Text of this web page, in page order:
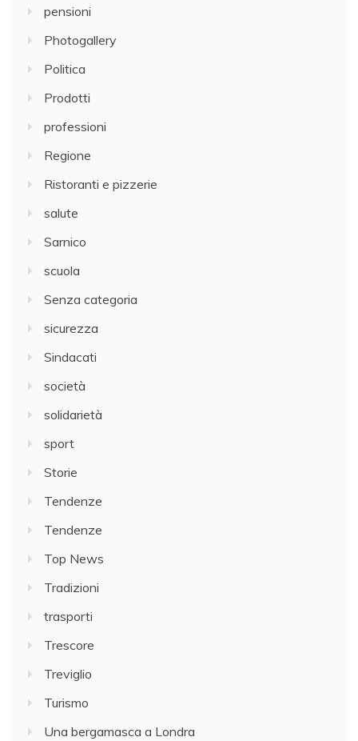
pensioni
Photogallery
Politica
Prodotti
professioni
Regione
Ristoranti e pizzerie
salute
Sarnico
scuola
Senza categoria
sicurezza
Sindacati
società
solidarietà
sport
Storie
Tendenze
Tendenze
Top News
Tradizioni
trasporti
Trescore
Treviglio
Turismo
Una bergamasca a Londra